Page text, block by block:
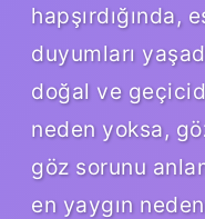
hapşırdığında,
duyumları
doğal ve
neden yoksa,
göz sorunu
en yaygın